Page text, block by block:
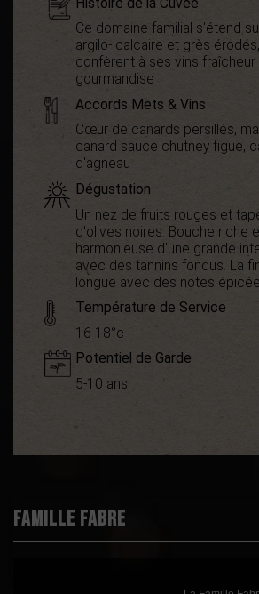
Ce domaine familial s'étend
argilo- calcaire et grès
confèrent à ses vins fraîcheur
gourmandise
Accords Mets & Vins
Cœur de canards persillés,
canard sauce chutney figue,
d'agneau
Dégustation
Un nez de fruits rouges et
d'olives noires. Bouche riche
harmonieuse d'une grande
avec des tannins fondus. La
longue avec des notes
Température de Service
16-18°c
Potentiel de Garde
5-10 ans
Épicé
Famille Fabre